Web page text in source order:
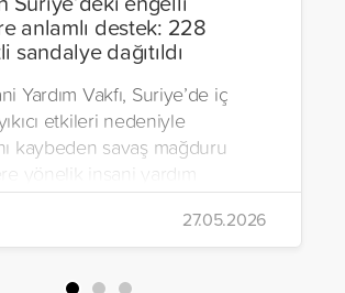
anlamlı destek: 228
sandalye dağıtıldı
Yardım Vakfı, Suriye’de iç
etkileri nedeniyle
kaybeden savaş mağduru
yönelik insani yardım
aralıksız sürdürüyor. Vakıf,
son projeyle Suriye’nin Şam,
Humus ve İdlib
zor şartlarda yaşayan
27.05.2026